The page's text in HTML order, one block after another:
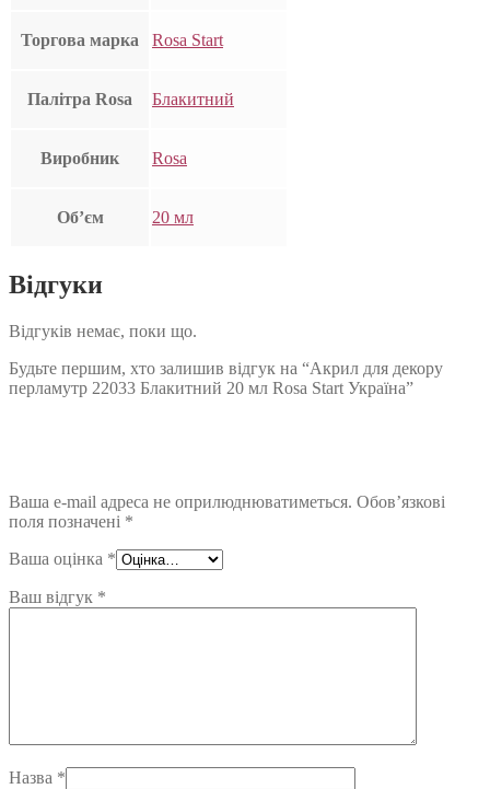
Торгова марка Rosa Start
Палітра Rosa Блакитний
Виробник Rosa
Об’єм 20 мл
Відгуки
Відгуків немає, поки що.
Будьте першим, хто залишив відгук на “Акрил для декору
перламутр 22033 Блакитний 20 мл Rosa Start Україна”
Ваша e-mail адреса не оприлюднюватиметься. Обов’язкові
поля позначені *
Ваша оцінка *
Ваш відгук *
Назва *